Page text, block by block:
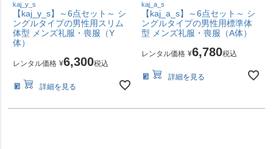
kaj_y_s
【kaj_y_s】～6点セット～ シ
ングルタイプの男性用スリム
体型 メンズ礼服・喪服（Y
体）
レンタル価格 ¥6,300税込
詳細を見る
kaj_a_s
【kaj_a_s】～6点セット～ シ
ングルタイプの男性用標準体
型 メンズ礼服・喪服（A体）
レンタル価格 ¥6,780税込
詳細を見る